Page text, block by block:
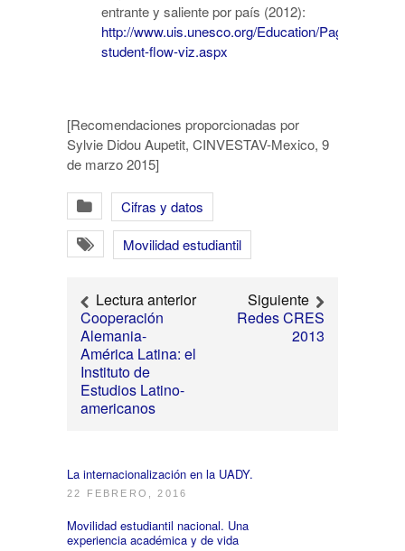
entrante y saliente por país (2012):
http://www.uis.unesco.org/Education/Pages/
student-flow-viz.aspx
[Recomendaciones proporcionadas por
Sylvie Didou Aupetit, CINVESTAV-Mexico, 9
de marzo 2015]
Cifras y datos
Movilidad estudiantil
Lectura anterior
Cooperación
Alemania-
América Latina: el
Instituto de
Estudios Latino-
americanos
Siguiente
Redes CRES
2013
La internacionalización en la UADY.
22 FEBRERO, 2016
Movilidad estudiantil nacional. Una
experiencia académica y de vida